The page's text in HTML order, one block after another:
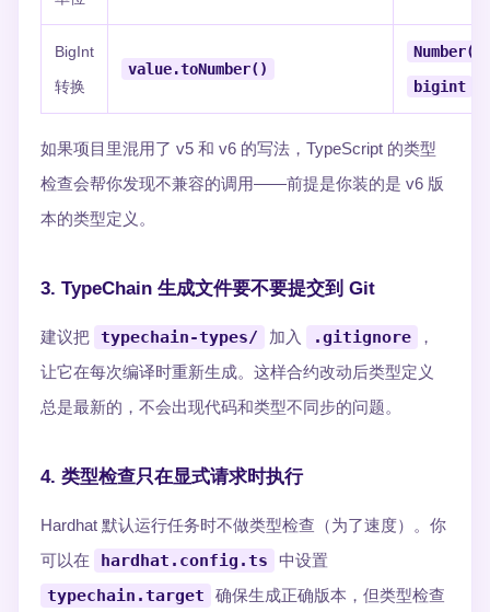
BigInt
转换
value.toNumber()
bigint
如果项目里混用了 v5 和 v6 的写法，TypeScript 的类型
检查会帮你发现不兼容的调用——前提是你装的是 v6 版
本的类型定义。
3. TypeChain 生成文件要不要提交到 Git
建议把 typechain-types/ 加入 .gitignore
，
让它在每次编译时重新生成。这样合约改动后类型定义
总是最新的，不会出现代码和类型不同步的问题。
4. 类型检查只在显式请求时执行
Hardhat 默认运行任务时不做类型检查（为了速度）。你
可以在
hardhat.config.ts 中设置
typechain.target 确保生成正确版本，但类型检查